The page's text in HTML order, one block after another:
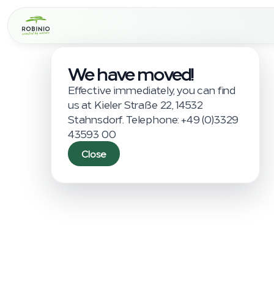
We have moved!
Effective immediately, you can find
us at Kieler Straße 22, 14532
Stahnsdorf. Telephone: +49 (0)3329
43593 00
Close